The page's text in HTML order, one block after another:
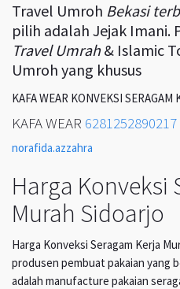
Travel Umroh Bekasi
pilih adalah Jejak Imani.
Travel Umrah& Islamic
Umroh yang khusus
KAFA WEAR KONVEKSI
KAFA WEAR 6281252890217
norafida.azzahra
Harga Konveksi
Murah Sidoarjo
Harga Konveksi Seragam Kerja
produsen pembuat pakaian yang
adalah manufacture pakaian